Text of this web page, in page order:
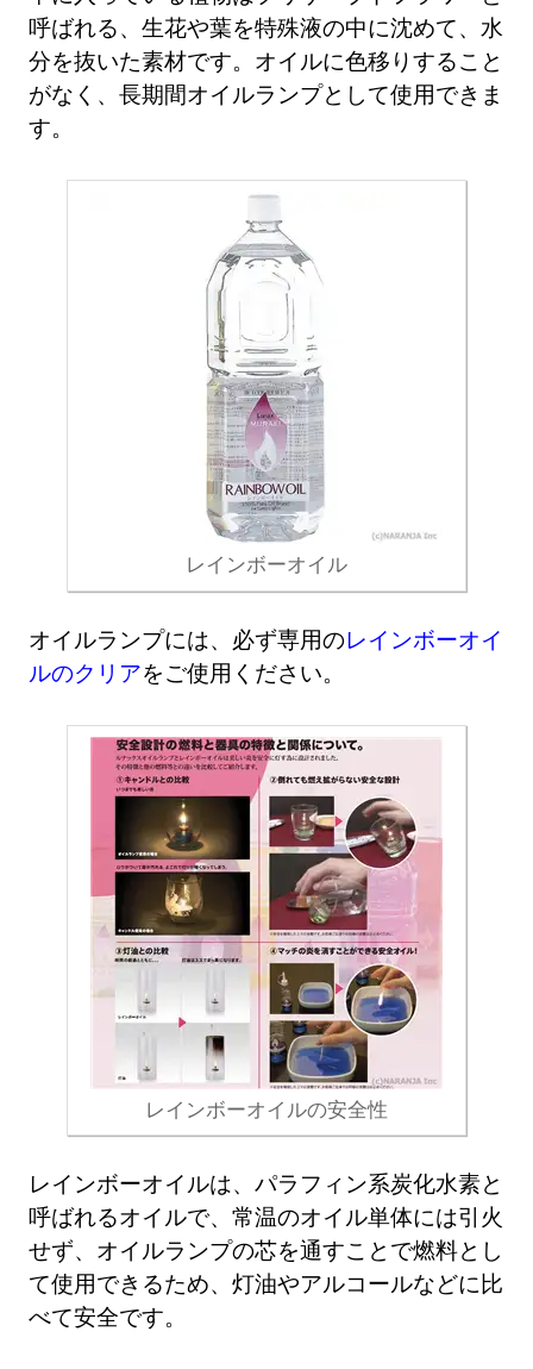
呼ばれる、生花や葉を特殊液の中に沈めて、水
分を抜いた素材です。オイルに色移りすること
がなく、長期間オイルランプとして使用できま
す。
レインボーオイル
オイルランプには、必ず専用のレインボーオイ
ルのクリアをご使用ください。
レインボーオイルの安全性
レインボーオイルは、パラフィン系炭化水素と
呼ばれるオイルで、常温のオイル単体には引火
せず、オイルランプの芯を通すことで燃料とし
て使用できるため、灯油やアルコールなどに比
べて安全です。